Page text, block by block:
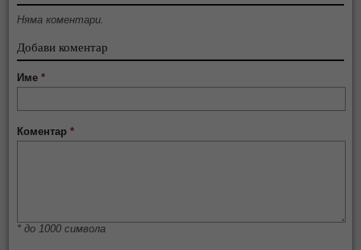
Няма коментари.
Добави коментар
Име*
Коментар*
* до 1000 символа